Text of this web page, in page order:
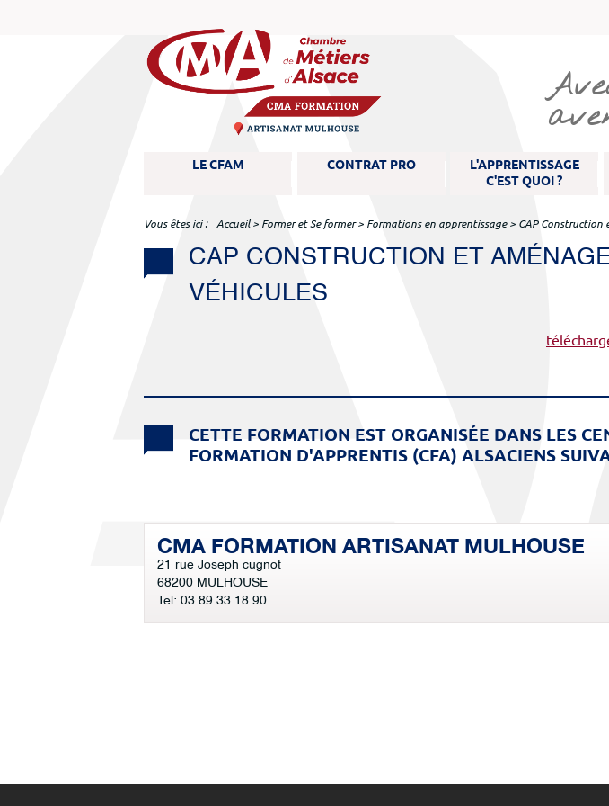
u
LE CFAM CONTRAT PRO
L'APPRENTISSAGE
C'EST QUOI ?
Vous êtes ici Accueil> Former et Se former> Formations en apprentissage> CAP Construction
CAP CONSTRUCTION ET
VÉHICULES
CETTE FORMATION EST ORGANISÉE DANS LES
FORMATION D'APPRENTIS (CFA) ALSACIENS
CMA FORMATION ARTISANAT MULHOUSE
21 rue Joseph cugnot
68200 MULHOUSE
Tel: 03 89 33 18 90